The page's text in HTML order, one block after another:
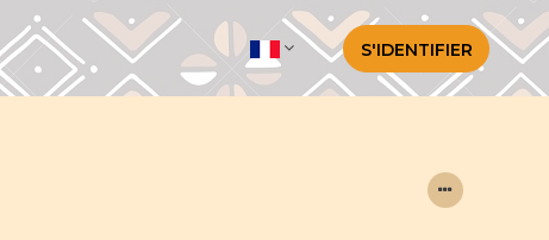
S'IDENTIFIER